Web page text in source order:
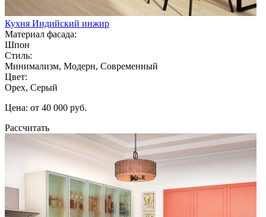
Кухня Индийский инжир
Материал фасада:
Шпон
Стиль:
Минимализм, Модерн, Современный
Цвет:
Орех, Серый
Цена: от 40 000 руб.
Рассчитать